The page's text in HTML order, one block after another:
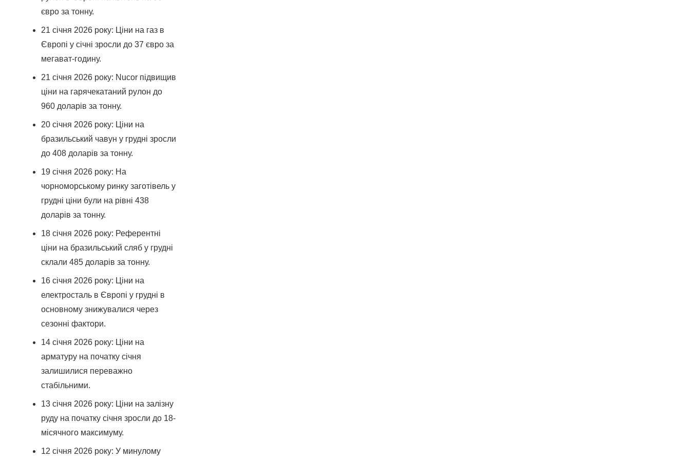
євро за тонну.
21 січня 2026 року: Ціни на газ в
Європі у січні зросли до 37 євро за
мегават-годину.
21 січня 2026 року: Nucor підвищив
ціни на гарячекатаний рулон до
960 доларів за тонну.
20 січня 2026 року: Ціни на
бразильський чавун у грудні зросли
до 408 доларів за тонну.
19 січня 2026 року: На
чорноморському ринку заготівель у
грудні ціни були на рівні 438
доларів за тонну.
18 січня 2026 року: Референтні
ціни на бразильський сляб у грудні
склали 485 доларів за тонну.
16 січня 2026 року: Ціни на
електросталь в Європі у грудні в
основному знижувалися через
сезонні фактори.
14 січня 2026 року: Ціни на
арматуру на початку січня
залишилися переважно
стабільними.
13 січня 2026 року: Ціни на залізну
руду на початку січня зросли до 18-
місячного максимуму.
12 січня 2026 року: У минулому